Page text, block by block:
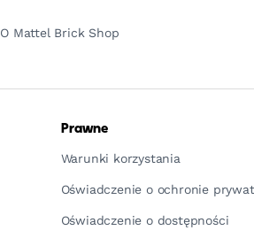
O Mattel Brick Shop
Prawne
Warunki korzystania
Oświadczenie o ochronie
Oświadczenie o dostępności